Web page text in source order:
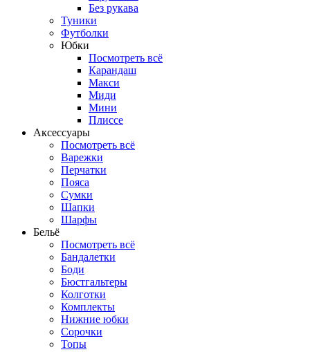
Без рукава
Туники
Футболки
Юбки
Посмотреть всё
Карандаш
Макси
Миди
Мини
Плиссе
Аксессуары
Посмотреть всё
Варежки
Перчатки
Пояса
Сумки
Шапки
Шарфы
Бельё
Посмотреть всё
Бандалетки
Боди
Бюстгальтеры
Колготки
Комплекты
Нижние юбки
Сорочки
Топы